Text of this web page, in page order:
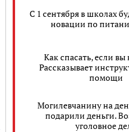
С 1 сентября в школах
новации по
Как спасать, если
Рассказывает
помощи
Могилевчанину на
подарили деньги.
уголовное